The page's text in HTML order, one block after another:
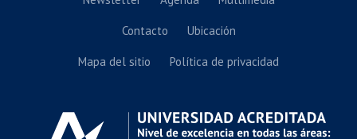
Contacto Ubicación
Mapa del sitio Política de privacidad